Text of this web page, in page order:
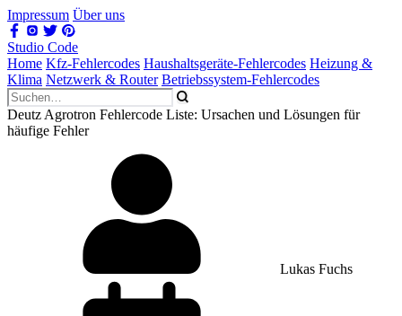
Impressum Über uns
Studio Code
Home Kfz-Fehlercodes Haushaltsgeräte-Fehlercodes Heizung &
Klima Netzwerk & Router Betriebssystem-Fehlercodes
Deutz Agrotron Fehlercode Liste: Ursachen und Lösungen für
häufige Fehler
Lukas Fuchs